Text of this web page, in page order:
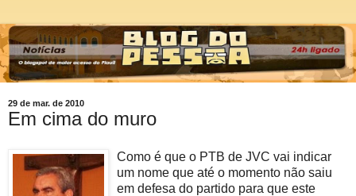
29 de mar. de 2010
Em cima do muro
Como é que o PTB de JVC vai indicar
um nome que até o momento não saiu
em defesa do partido para que este